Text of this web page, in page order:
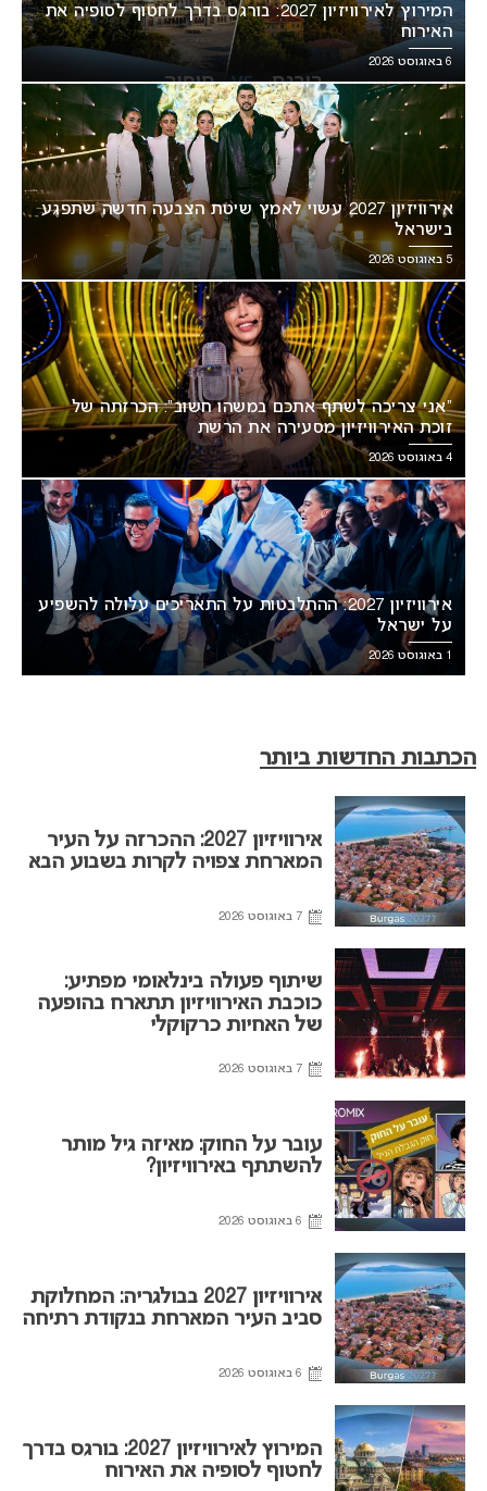
המירוץ לאירוויזיון 2027: בורגס בדרך לחטוף לסופיה את
האירוח
6 באוגוסט 2026
אירוויזיון 2027 עשוי לאמץ שיטת הצבעה חדשה שתפגע
בישראל
5 באוגוסט 2026
“אני צריכה לשתף אתכם במשהו חשוב”: הכרזתה של
זוכת האירוויזיון מסעירה את הרשת
4 באוגוסט 2026
אירוויזיון 2027: ההתלבטות על התאריכים עלולה להשפיע
על ישראל
1 באוגוסט 2026
הכתבות החדשות ביותר
אירוויזיון 2027: ההכרזה על העיר
המארחת צפויה לקרות בשבוע הבא
7 באוגוסט 2026
שיתוף פעולה בינלאומי מפתיע:
כוכבת האירוויזיון תתארח בהופעה
של האחיות כרקוקלי
7 באוגוסט 2026
עובר על החוק: מאיזה גיל מותר
להשתתף באירוויזיון?
6 באוגוסט 2026
אירוויזיון 2027 בבולגריה: המחלוקת
סביב העיר המארחת בנקודת רתיחה
6 באוגוסט 2026
המירוץ לאירוויזיון 2027: בורגס בדרך
לחטוף לסופיה את האירוח